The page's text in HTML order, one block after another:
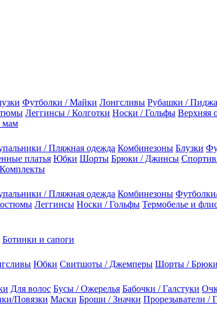
Футболки / Майки Лонгсливы Рубашки /
Леггинсы / Колготки Носки / Гольфы Верхняя
мам
/ Пляжная одежда Комбинезоны Блузки
платья Юбки Шорты Брюки / Джинсы
/ Пляжная одежда Комбинезоны
Леггинсы Носки / Гольфы Термобелье и
Ботинки и сапоги
Юбки Свитшоты / Джемперы Шорты / Брюки
Для волос Бусы / Ожерелья Бабочки / Галстуки
Повязки Маски Броши / Значки Прорезыватели /